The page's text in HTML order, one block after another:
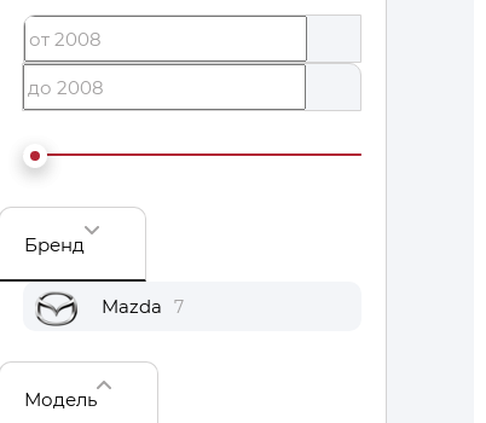
Бренд
Mazda 7
Модель